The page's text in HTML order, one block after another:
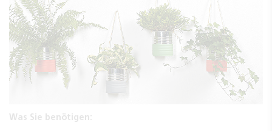
Was Sie benötigen: